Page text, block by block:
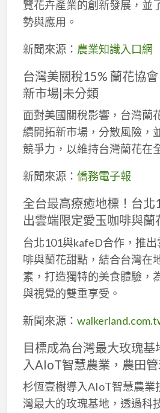
覽花卉產業的創新發展，並
勢與應用。
新聞來源： 農業知識入口網
台灣美關稅15% 蘭花協
新市場|未分類
面對美國關稅影響，台灣蘭
續開拓新市場，分散風險，
競爭力，以維持台灣蘭花在
新聞來源： 僑務電子報
全台最高療癒地標！台
出雲端限定愛玉咖啡與蘭
台北101與kafeD合作，推
啡與蘭花甜點，結合台灣在
素，打造獨特的美食體驗，
與視覺的雙重享受。
新聞來源：
目標成為台灣最大玫瑰
入AIoT智慧農業，農田
杉恆壹樹導入AIoT智慧農業
灣最大的玫瑰基地，透過科